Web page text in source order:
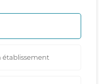
établissement